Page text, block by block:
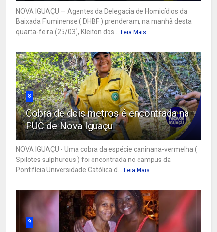
NOVA IGUAÇU — Agentes da Delegacia de Homicídios da
Baixada Fluminense ( DHBF ) prenderam, na manhã desta
quarta-feira (25/03), Kleiton dos...
Leia Mais
8
Cobra de dois metros é encontrada na
PUC de Nova Iguaçu
NOVA IGUAÇU - Uma cobra da espécie caninana-vermelha (
Spilotes sulphureus ) foi encontrada no campus da
Pontifícia Universidade Católica d...
Leia Mais
9